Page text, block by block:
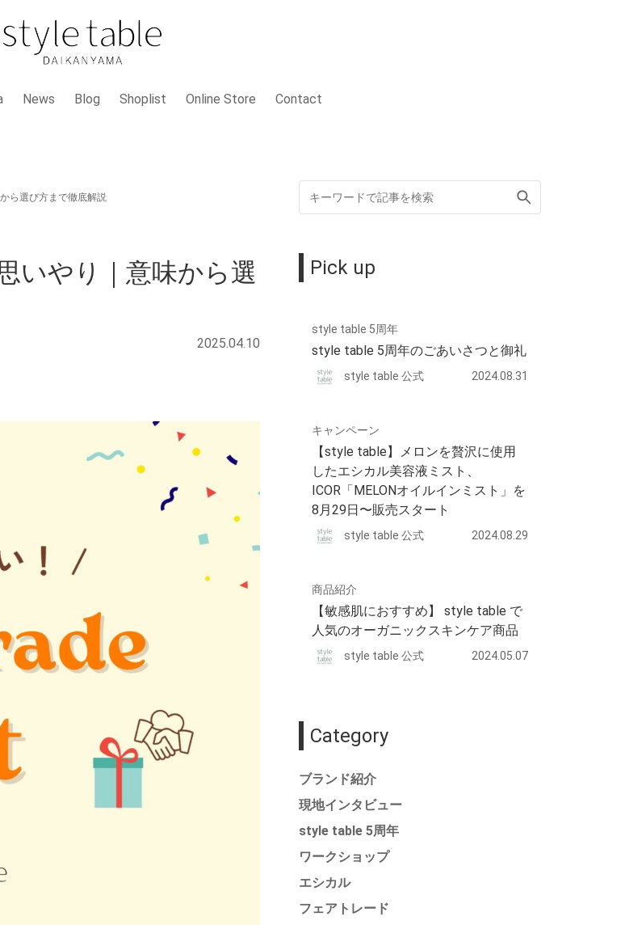
News Blog Shoplist Online Store Contact
ら選び方まで徹底解説
いやり｜意味から選
2025.04.10
Pick up
style table 5周年
style table 5周年のごあいさつと御礼
style table 公式 2024.08.31
キャンペーン
【style table】メロンを贅沢に使用
したエシカル美容液ミスト、
ICOR「MELONオイルインミスト」を
8月29日〜販売スタート
style table 公式 2024.08.29
商品紹介
【敏感肌におすすめ】 style table で
人気のオーガニックスキンケア商品
style table 公式 2024.05.07
Category
ブランド紹介
現地インタビュー
style table 5周年
ワークショップ
エシカル
フェアトレード